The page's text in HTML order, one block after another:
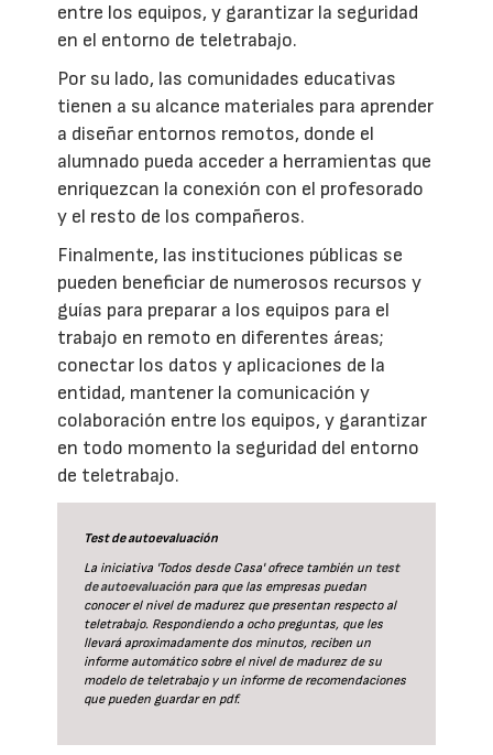
entre los equipos, y garantizar la seguridad
en el entorno de teletrabajo.
Por su lado, las comunidades educativas
tienen a su alcance materiales para aprender
a diseñar entornos remotos, donde el
alumnado pueda acceder a herramientas que
enriquezcan la conexión con el profesorado
y el resto de los compañeros.
Finalmente, las instituciones públicas se
pueden beneficiar de numerosos recursos y
guías para preparar a los equipos para el
trabajo en remoto en diferentes áreas;
conectar los datos y aplicaciones de la
entidad, mantener la comunicación y
colaboración entre los equipos, y garantizar
en todo momento la seguridad del entorno
de teletrabajo.
Test de autoevaluación
La iniciativa 'Todos desde Casa' ofrece también un test
de autoevaluaciónpara que las empresas puedan
conocer el nivel de madurez que presentan respecto al
teletrabajo. Respondiendo a ocho preguntas, que les
llevará aproximadamente dos minutos, reciben un
informe automático sobre el nivel de madurez de su
modelo de teletrabajo y un informe de recomendaciones
que pueden guardar en pdf.